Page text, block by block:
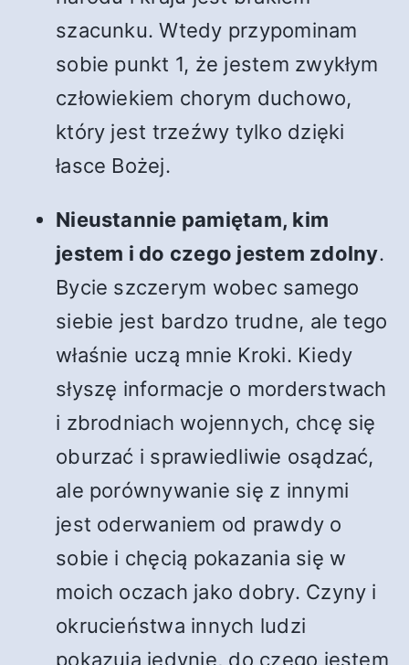
szacunku. Wtedy przypominam
sobie punkt 1, że jestem zwykłym
człowiekiem chorym duchowo,
który jest trzeźwy tylko dzięki
łasce Bożej.
Nieustannie pamiętam, kim
jestem i do czego jestem zdolny.
Bycie szczerym wobec samego
siebie jest bardzo trudne, ale tego
właśnie uczą mnie Kroki. Kiedy
słyszę informacje o morderstwach
i zbrodniach wojennych, chcę się
oburzać i sprawiedliwie osądzać,
ale porównywanie się z innymi
jest oderwaniem od prawdy o
sobie i chęcią pokazania się w
moich oczach jako dobry. Czyny i
okrucieństwa innych ludzi
pokazują jedynie, do czego jestem